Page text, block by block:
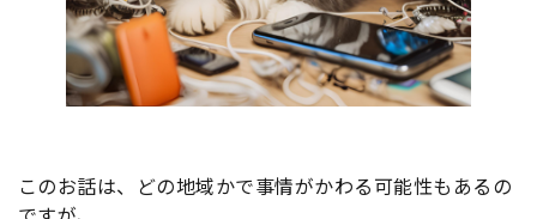
このお話は、どの地域かで事情がかわる可能性もあるの